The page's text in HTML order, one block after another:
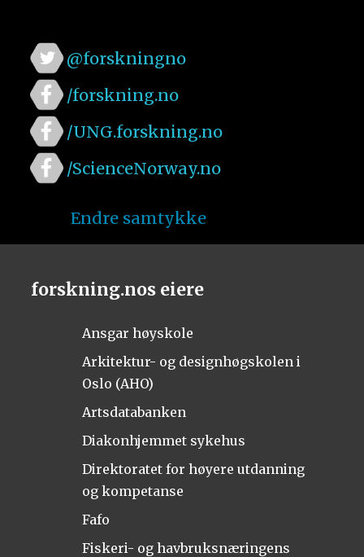
@forskningno
/forskning.no
/UNG.forskning.no
/ScienceNorway.no
Endre samtykke
forskning.nos eiere
Ansgar høyskole
Arkitektur- og designhøgskolen i
Oslo (AHO)
Artsdatabanken
Diakonhjemmet sykehus
Direktoratet for høyere utdanning
og kompetanse
Fafo
Fiskeri- og havbruksnæringens